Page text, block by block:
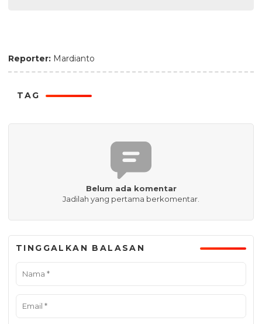
Reporter: Mardianto
TAG
Belum ada komentar
Jadilah yang pertama berkomentar.
TINGGALKAN BALASAN